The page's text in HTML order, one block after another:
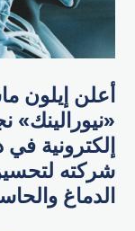
أعلن
«نيورالينك»
إلكترونية
شركته
الدماغ